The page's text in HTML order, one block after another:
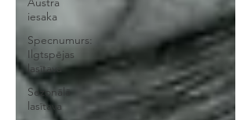
iesaka
Specnumurs:
Ilgtspējas
lasītava
Sezonālā
lasītava